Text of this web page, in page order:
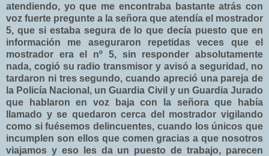
atendiendo, yo que me encontraba bastante atrás con
voz fuerte pregunte a la señora que atendía el mostrador
5, que si estaba segura de lo que decía puesto que en
información me aseguraron repetidas veces que el
mostrador era el nº 5, sin responder absolutamente
nada, cogió su radio transmisor y avisó a seguridad, no
tardaron ni tres segundo, cuando apreció una pareja de
la Policía Nacional, un Guardia Civil y un Guardia Jurado
que hablaron en voz baja con la señora que había
llamado y se quedaron cerca del mostrador vigilando
como si fuésemos delincuentes, cuando los únicos que
incumplen son ellos que comen gracias a que nosotros
viajamos y eso les da un puesto de trabajo, parecen